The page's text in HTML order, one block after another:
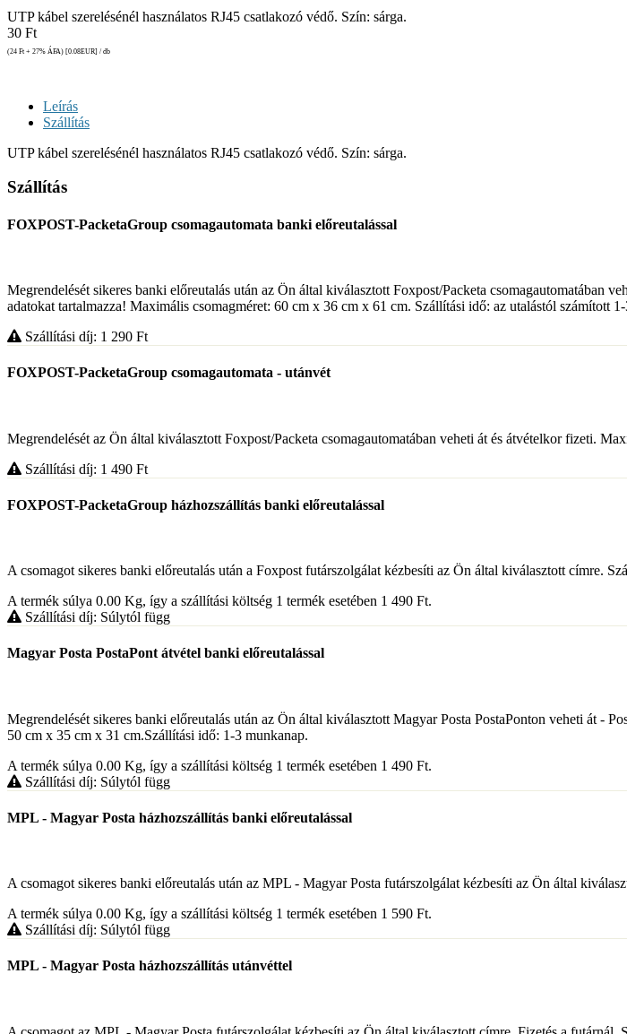
UTP kábel szerelésénél használatos RJ45 csatlakozó védő. Szín: sárga.
30 Ft
(24 Ft + 27% ÁFA) [0.08EUR] / db
Leírás
Szállítás
UTP kábel szerelésénél használatos RJ45 csatlakozó védő. Szín: sárga.
Szállítás
FOXPOST-PacketaGroup csomagautomata banki előreutalással
Megrendelését sikeres banki előreutalás után az Ön által kiválasztott Foxpost/Packeta csomagautomatában
adatokat tartalmazza! Maximális csomagméret: 60 cm x 36 cm x 61 cm. Szállítási idő: az utalástól számított
Szállítási díj: 1 290 Ft
FOXPOST-PacketaGroup csomagautomata - utánvét
Megrendelését az Ön által kiválasztott Foxpost/Packeta csomagautomatában veheti át és átvételkor fizeti.
Szállítási díj: 1 490 Ft
FOXPOST-PacketaGroup házhozszállítás banki előreutalással
A csomagot sikeres banki előreutalás után a Foxpost futárszolgálat kézbesíti az Ön által kiválasztott címre.
A termék súlya 0.00 Kg, így a szállítási költség 1 termék esetében 1 490 Ft.
Szállítási díj: Súlytól függ
Magyar Posta PostaPont átvétel banki előreutalással
Megrendelését sikeres banki előreutalás után az Ön által kiválasztott Magyar Posta PostaPonton veheti át
50 cm x 35 cm x 31 cm.Szállítási idő: 1-3 munkanap.
A termék súlya 0.00 Kg, így a szállítási költség 1 termék esetében 1 490 Ft.
Szállítási díj: Súlytól függ
MPL - Magyar Posta házhozszállítás banki előreutalással
A csomagot sikeres banki előreutalás után az MPL - Magyar Posta futárszolgálat kézbesíti az Ön által
A termék súlya 0.00 Kg, így a szállítási költség 1 termék esetében 1 590 Ft.
Szállítási díj: Súlytól függ
MPL - Magyar Posta házhozszállítás utánvéttel